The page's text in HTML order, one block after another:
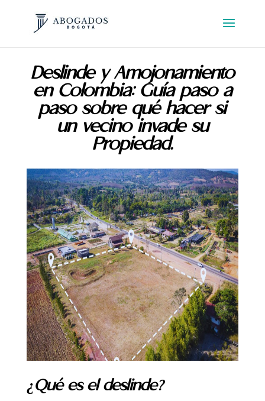
Deslinde y Amojonamiento
en Colombia: Guía paso a
paso sobre qué hacer si
un vecino invade su
Propiedad.
¿Qué es el deslinde?